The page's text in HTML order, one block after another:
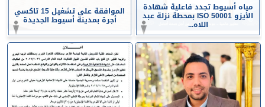
مياه أسيوط تجدد فاعلية شهادة
الأيزو ISO 50001 بمحطة نزلة عبد
اللاه...
الموافقة على تشغيل 15 تاكسي
أجرة بمدينة أسيوط الجديدة